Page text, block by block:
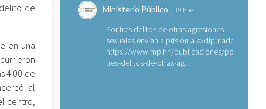
de
en una
4:00 de
al
centro,
Ministerio Público 19 Ene
Por tres delitos de otras agresiones
sexuales envían a prisión a exdiputado
https://www.mp.hn/publicaciones/por-
tres-delitos-de-otras-ag...